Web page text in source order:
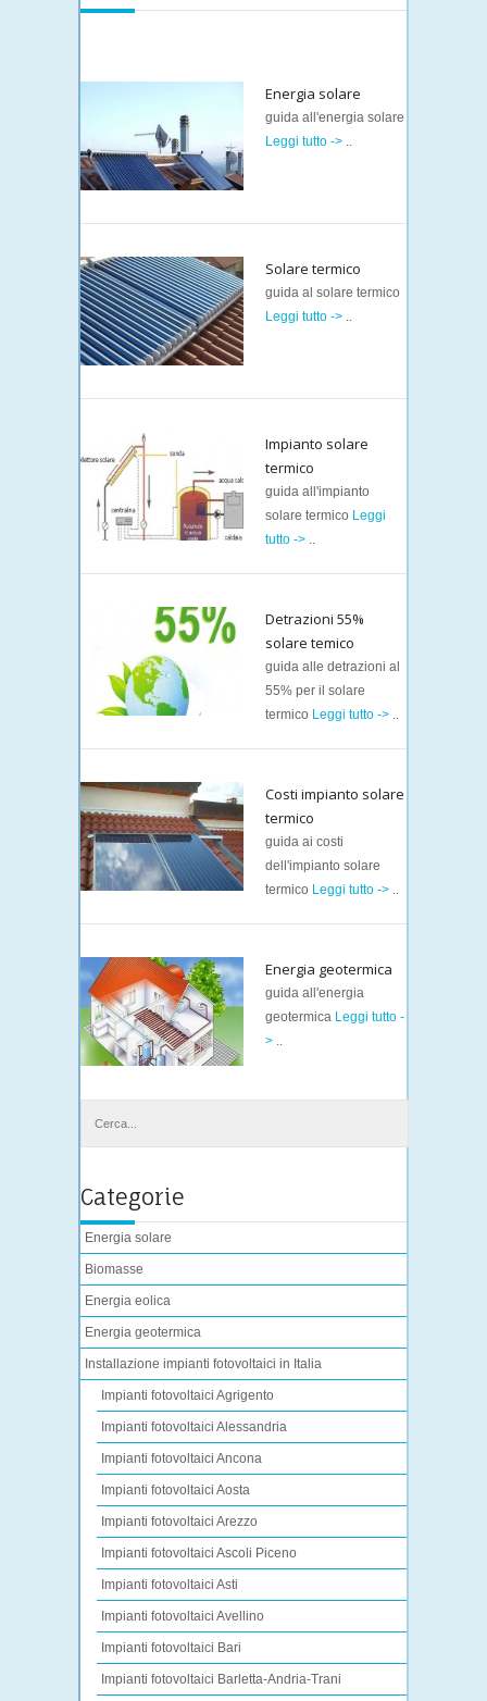
Energia solare
guida all'energia solare
Leggi tutto -> ..
Solare termico
guida al solare termico
Leggi tutto -> ..
Impianto solare
termico
guida all'impianto
solare termico Leggi
tutto -> ..
Detrazioni 55%
solare temico
guida alle detrazioni al
55% per il solare
termico Leggi tutto -> ..
Costi impianto solare
termico
guida ai costi
dell'impianto solare
termico Leggi tutto -> ..
Energia geotermica
guida all'energia
geotermica Leggi tutto -
> ..
Categorie
Energia solare
Biomasse
Energia eolica
Energia geotermica
Installazione impianti fotovoltaici in Italia
Impianti fotovoltaici Agrigento
Impianti fotovoltaici Alessandria
Impianti fotovoltaici Ancona
Impianti fotovoltaici Aosta
Impianti fotovoltaici Arezzo
Impianti fotovoltaici Ascoli Piceno
Impianti fotovoltaici Asti
Impianti fotovoltaici Avellino
Impianti fotovoltaici Bari
Impianti fotovoltaici Barletta-Andria-Trani